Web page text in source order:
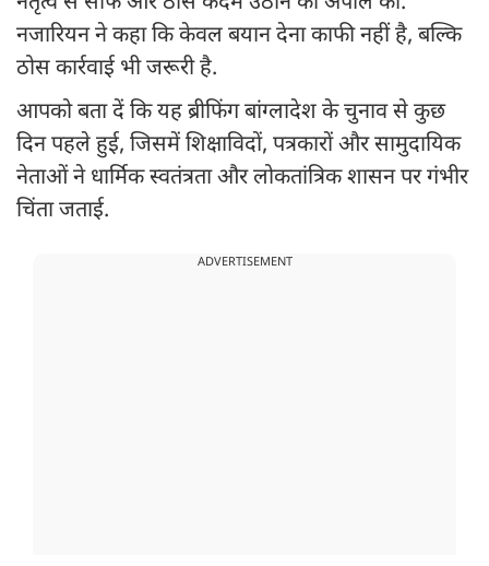
नजारियन ने कहा कि केवल बयान देना काफी नहीं है, बल्कि
ठोस कार्रवाई भी जरूरी है.
आपको बता दें कि यह ब्रीफिंग बांग्लादेश के चुनाव से कुछ
दिन पहले हुई, जिसमें शिक्षाविदों, पत्रकारों और सामुदायिक
नेताओं ने धार्मिक स्वतंत्रता और लोकतांत्रिक शासन पर गंभीर
चिंता जताई.
ADVERTISEMENT